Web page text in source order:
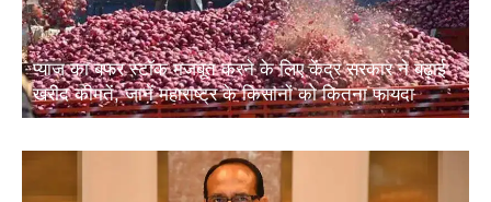
प्याज का बफर स्टॉक मजबूत करने के लिए केंद्र सरकार ने बढ़ाई
खरीद कीमतें, जानें महाराष्ट्र के किसानों को कितना फायदा